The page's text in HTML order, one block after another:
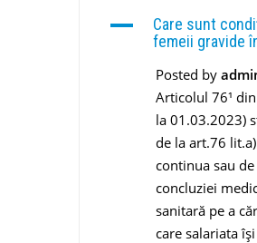
A
Care sunt
femeii gravide
Posted by
Articolul 76¹
la 01.03.2023)
de la art.76
continua sau
conclu­ziei
sanitară pe a
care salariata